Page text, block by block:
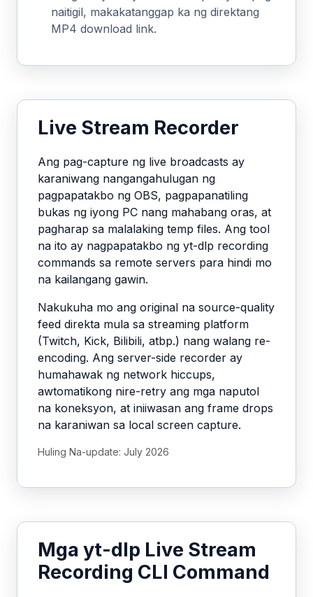
naitigil, makakatanggap ka ng direktang
MP4 download link.
Live Stream Recorder
Ang pag-capture ng live broadcasts ay
karaniwang nangangahulugan ng
pagpapatakbo ng OBS, pagpapanatiling
bukas ng iyong PC nang mahabang oras, at
pagharap sa malalaking temp files. Ang tool
na ito ay nagpapatakbo ng yt-dlp recording
commands sa remote servers para hindi mo
na kailangang gawin.
Nakukuha mo ang original na source-quality
feed direkta mula sa streaming platform
(Twitch, Kick, Bilibili, atbp.) nang walang re-
encoding. Ang server-side recorder ay
humahawak ng network hiccups,
awtomatikong nire-retry ang mga naputol
na koneksyon, at iniiwasan ang frame drops
na karaniwan sa local screen capture.
Huling Na-update: July 2026
Mga yt-dlp Live Stream
Recording CLI Command